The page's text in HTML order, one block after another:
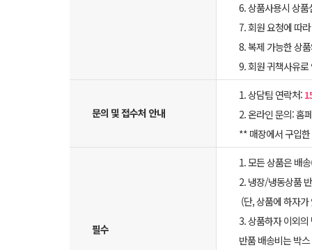
6. 상품사용시 상
7. 회원 요청에 따
8. 복제 가능한 상
9. 회원 귀책사유
문의 및 접수처 안내
1. 상담팀 연락처:
2. 온라인 문의: 홈
** 매장에서 구입
필수
1. 모든 상품은 배
2. 냉장/냉동상품
(단, 상품에 하자
3. 상품하자 이외
반품 배송비는 박